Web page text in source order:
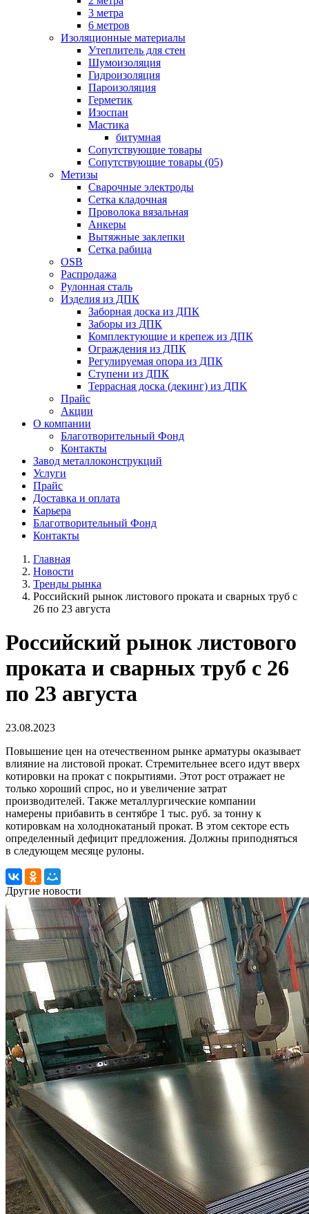
3 метра
6 метров
Изоляционные материалы
Утеплитель для стен
Шумоизоляция
Гидроизоляция
Пароизоляция
Герметик
Изоспан
Мастика
битумная
Сопутствующие товары
Сопутствующие товары (05)
Метизы
Сварочные электроды
Сетка кладочная
Проволока вязальная
Анкеры
Вытяжные заклепки
Сетка рабица
OSB
Распродажа
Рулонная сталь
Изделия из ДПК
Заборная доска из ДПК
Заборы из ДПК
Комплектующие и крепеж из ДПК
Ограждения из ДПК
Регулируемая опора из ДПК
Ступени из ДПК
Террасная доска (декинг) из ДПК
Прайс
Акции
О компании
Благотворительный Фонд
Контакты
Завод металлоконструкций
Услуги
Прайс
Доставка и оплата
Карьера
Благотворительный Фонд
Контакты
Главная
Новости
Тренды рынка
Российский рынок листового проката и сварных труб с
26 по 23 августа
Российский рынок листового
проката и сварных труб с 26
по 23 августа
23.08.2023
Повышение цен на отечественном рынке арматуры оказывает
влияние на листовой прокат. Стремительнее всего идут вверх
котировки на прокат с покрытиями. Этот рост отражает не
только хороший спрос, но и увеличение затрат
производителей. Также металлургические компании
намерены прибавить в сентябре 1 тыс. руб. за тонну к
котировкам на холоднокатаный прокат. В этом секторе есть
определенный дефицит предложения. Должны приподняться
в следующем месяце рулоны.
Другие новости